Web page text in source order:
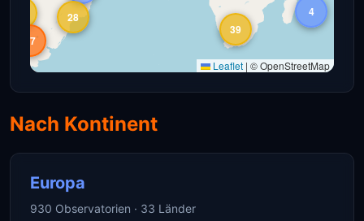
28
67
4
39
Leaflet | © OpenStreetMap
Nach Kontinent
Europa
930 Observatorien · 33 Länder